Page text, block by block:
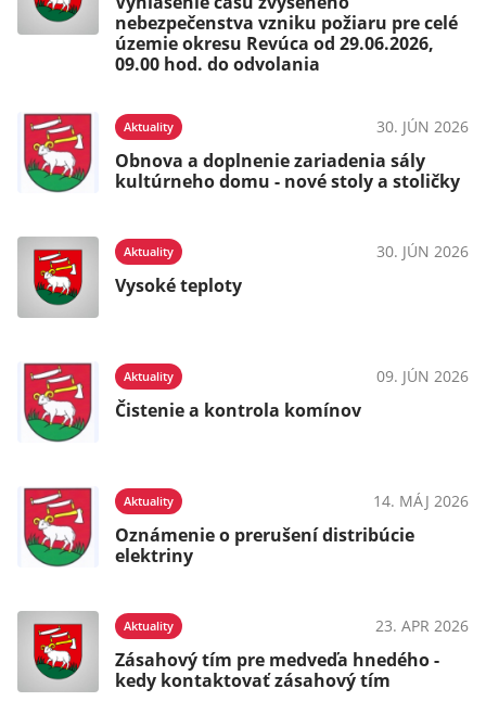
nebezpečenstva vzniku požiaru pre celé
územie okresu Revúca od 29.06.2026,
09.00 hod. do odvolania
Aktuality 30. JÚN 2026
Obnova a doplnenie zariadenia sály
kultúrneho domu - nové stoly a stoličky
Aktuality 30. JÚN 2026
Vysoké teploty
Aktuality 09. JÚN 2026
Čistenie a kontrola komínov
Aktuality 14. MÁJ 2026
Oznámenie o prerušení distribúcie
elektriny
Aktuality 23. APR 2026
Zásahový tím pre medveďa hnedého -
kedy kontaktovať zásahový tím